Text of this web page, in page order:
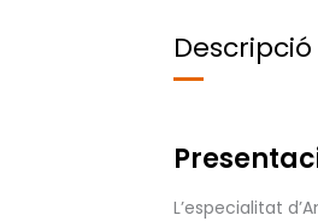
Descripció
L’especialitat